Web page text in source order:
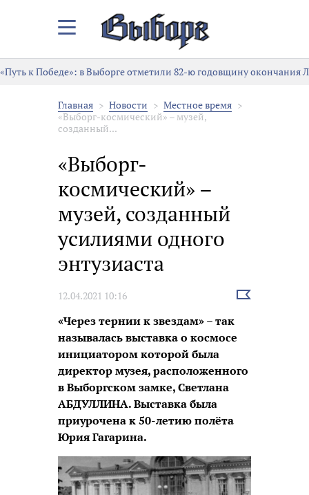
Закрыть/
меню
«Путь к Победе»: в Выборге отметили 82-ю годовщину окончания
Главная Новости
Местное время
«Выборг-космический» – музей,
созданный...
«Выборг-
космический» –
музей, созданный
усилиями одного
энтузиаста
12.04.2021 10:16
Выбрать
«Через тернии к звездам» – так
называлась выставка о космосе
инициатором которой была
директор музея, расположенного
в Выборгском замке, Светлана
АБДУЛЛИНА. Выставка была
приурочена к 50-летию полёта
Юрия Гагарина.